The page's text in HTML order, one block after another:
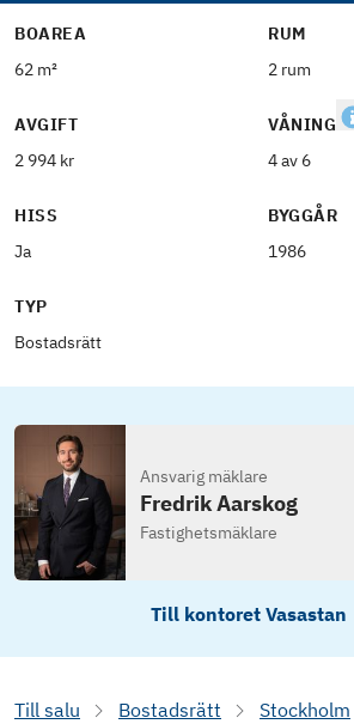
BOAREA
62 m²
RUM
2 rum
AVGIFT
2 994 kr
VÅNING
4 av 6
HISS
Ja
BYGGÅR
1986
TYP
Bostadsrätt
Ansvarig mäklare
Fredrik Aarskog
Fastighetsmäklare
Till kontoret Vasastan
Till salu Bostadsrätt Stockholm